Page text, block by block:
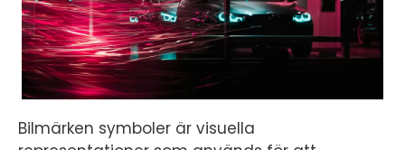
Bilmärken symboler är visuella